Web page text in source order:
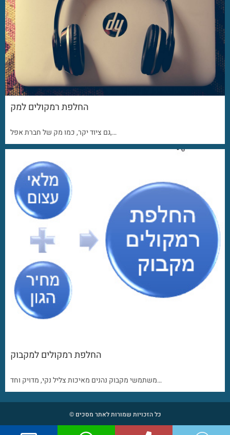
החלפת רמקולים למק
גם ציוד יקר, כמו מק של חברת אפל,…
החלפת רמקולים למקבוק
משתמשי מקבוק נהנים מאיכות צליל נקי, מדויק וחד…
כל הזכויות שמורות לאתר מסכים ©